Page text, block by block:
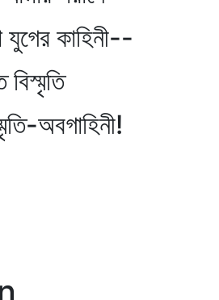
কাহিনী--